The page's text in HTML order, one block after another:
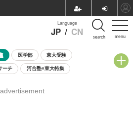
menu
Language
JP / CN search
医学部 東大受験
ーチ 河合塾×東大特集
催学校説明会・相談会
advertisement